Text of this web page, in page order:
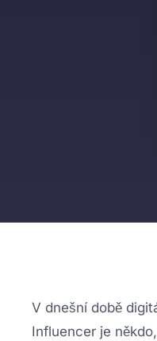
V dnešní době
Influencer je